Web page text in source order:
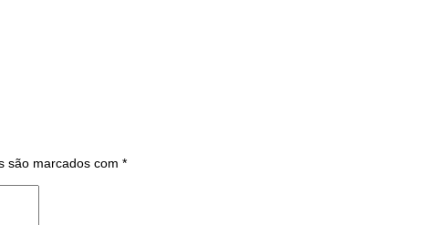
são marcados com *